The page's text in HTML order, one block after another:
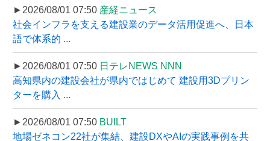
►2026/08/01 07:50 産経ニュース
社会インフラを支える建設業のデータ活用促進へ、日本
語で体系的 ...
►2026/08/01 07:50 日テレNEWS NNN
高知県内の建設会社が県内ではじめて 建設用3Dプリン
ターを購入 ...
►2026/08/01 07:50 BUILT
地場ゼネコン22社が集結、建設DXやAIの実践事例を共